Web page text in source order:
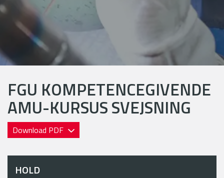
FGU KOMPETENCEGIVENDE
AMU-KURSUS SVEJSNING
Download PDF
HOLD